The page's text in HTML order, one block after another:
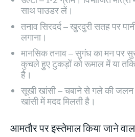
साथ पाउडर लें।
तनाव सिरदर्द – खुरदुरी सतह पर
लगाना।
मानसिक तनाव – सुगंध का मन पर
कुचले हुए टुकड़ों को रूमाल में या
है।
सूखी खांसी – चबाने से गले की जलन
खांसी में मदद मिलती है।
आमतौर पर इस्तेमाल किया जाने